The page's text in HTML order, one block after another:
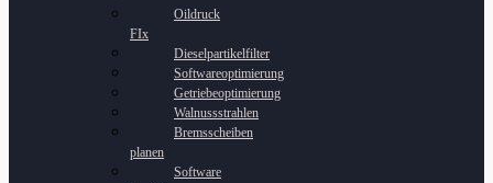
Oildruck
FIx
Dieselpartikelfilter
Softwareoptimierung
Getriebeoptimierung
Walnussstrahlen
Bremsscheiben
planen
Software